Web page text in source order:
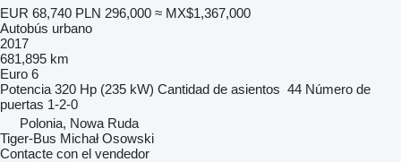
EUR 68,740 PLN 296,000 ≈ MX$1,367,000
Autobús urbano
2017
681,895 km
Euro 6
Potencia 320 Hp (235 kW) Cantidad de asientos 44 Número de
puertas 1-2-0
Polonia, Nowa Ruda
Tiger-Bus Michał Osowski
Contacte con el vendedor